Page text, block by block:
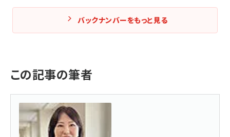
バックナンバーをもっと見る
この記事の筆者